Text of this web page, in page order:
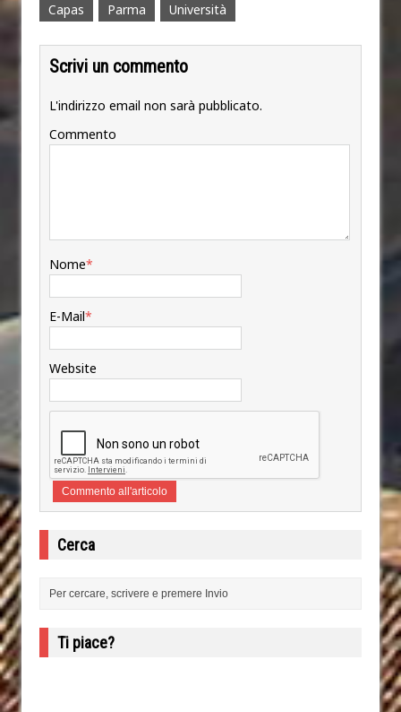
Capas Parma Università
Scrivi un commento
L'indirizzo email non sarà pubblicato.
Commento
Nome*
E-Mail*
Website
Cerca
Ti piace?